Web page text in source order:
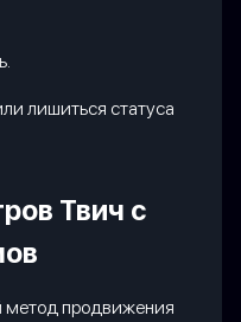
лишиться статуса
Твич с
метод продвижения